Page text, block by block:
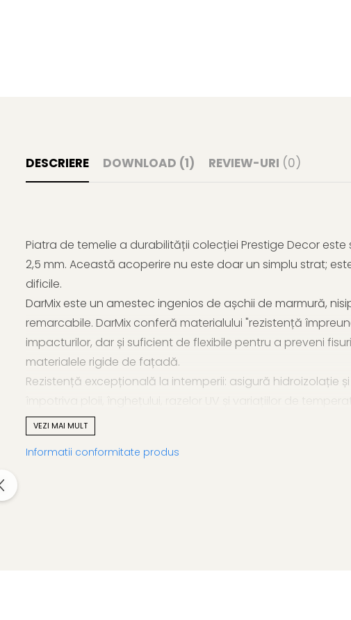
DESCRIERE DOWNLOAD (1) REVIEW-URI (0)
Piatra de temelie a durabilității colecției Prestige Decor
2,5 mm. Această acoperire nu este doar un simplu strat;
dificile.
DarMix este un amestec ingenios de așchii de marmură,
remarcabile. DarMix conferă materialului "rezistență
impacturilor, dar și suficient de flexibile pentru a preveni
materialele rigide de fațadă.
Rezistență excepțională la intemperii: asigură hidroizolație
împotriva ploii, înghețului, razelor UV și variațiilor de
constant la condiții meteorologice dure.
Alegere ecologică: materialul este considerat "ecologic
proprietari.
VEZI MAI MULT
Informatii conformitate produs